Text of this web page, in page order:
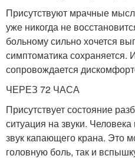
Присутствуют мрачные
уже никогда не
больному сильно хочется
симптоматика сохраняется.
сопровождается
ЧЕРЕЗ 72 ЧАСА
Присутствует состояние
ситуация на звуки.
звук капающего крана. Это
головную боль, так и